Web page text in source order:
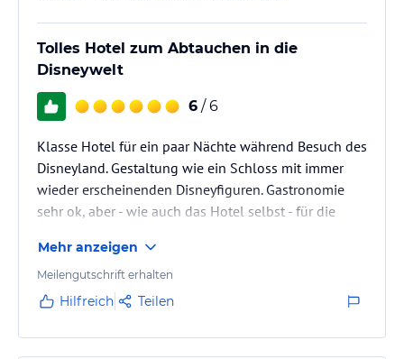
Tolles Hotel zum Abtauchen in die
Disneywelt
6 / 6
Klasse Hotel für ein paar Nächte während Besuch des
Disneyland. Gestaltung wie ein Schloss mit immer
wieder erscheinenden Disneyfiguren. Gastronomie
sehr ok, aber - wie auch das Hotel selbst - für die
Mehr anzeigen
Meilengutschrift erhalten
Hilfreich Teilen